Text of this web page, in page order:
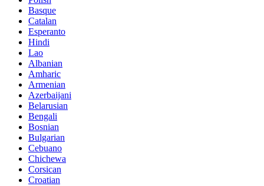
Basque
Catalan
Esperanto
Hindi
Lao
Albanian
Amharic
Armenian
Azerbaijani
Belarusian
Bengali
Bosnian
Bulgarian
Cebuano
Chichewa
Corsican
Croatian